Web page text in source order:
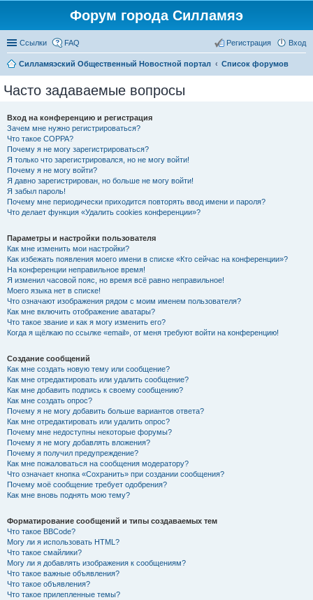
Форум города Силламяэ
Ссылки FAQ Вход
Регистрация
Силламяэский Общественный Новостной портал Список форумов
Часто задаваемые вопросы
Вход на конференцию и регистрация
Зачем мне нужно регистрироваться?
Что такое COPPA?
Почему я не могу зарегистрироваться?
Я только что зарегистрировался, но не могу войти!
Почему я не могу войти?
Я давно зарегистрирован, но больше не могу войти!
Я забыл пароль!
Почему мне периодически приходится повторять ввод имени и пароля?
Что делает функция «Удалить cookies конференции»?
Параметры и настройки пользователя
Как мне изменить мои настройки?
Как избежать появления моего имени в списке «Кто сейчас на конференции»?
На конференции неправильное время!
Я изменил часовой пояс, но время всё равно неправильное!
Моего языка нет в списке!
Что означают изображения рядом с моим именем пользователя?
Как мне включить отображение аватары?
Что такое звание и как я могу изменить его?
Когда я щёлкаю по ссылке «email», от меня требуют войти на конференцию!
Создание сообщений
Как мне создать новую тему или сообщение?
Как мне отредактировать или удалить сообщение?
Как мне добавить подпись к своему сообщению?
Как мне создать опрос?
Почему я не могу добавить больше вариантов ответа?
Как мне отредактировать или удалить опрос?
Почему мне недоступны некоторые форумы?
Почему я не могу добавлять вложения?
Почему я получил предупреждение?
Как мне пожаловаться на сообщения модератору?
Что означает кнопка «Сохранить» при создании сообщения?
Почему моё сообщение требует одобрения?
Как мне вновь поднять мою тему?
Форматирование сообщений и типы создаваемых тем
Что такое BBCode?
Могу ли я использовать HTML?
Что такое смайлики?
Могу ли я добавлять изображения к сообщениям?
Что такое важные объявления?
Что такое объявления?
Что такое прилепленные темы?